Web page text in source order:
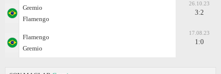
Gremio
Flamengo
26.10.23
3:2
Flamengo
Gremio
17.08.23
1:0